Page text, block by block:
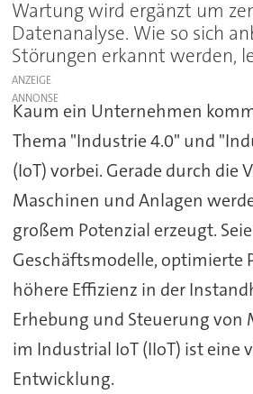
Wartung wird ergänzt um
Datenanalyse. Wie so sich
Störungen erkannt werden,
ANZEIGE
Kaum ein Unternehmen
Thema "Industrie 4.0" und
(IoT) vorbei. Gerade durch die
Maschinen und Anlagen
großem Potenzial erzeugt.
Geschäftsmodelle, optimierte
höhere Effizienz in der
Erhebung und Steuerung von
im Industrial IoT (IIoT) ist eine
Entwicklung.